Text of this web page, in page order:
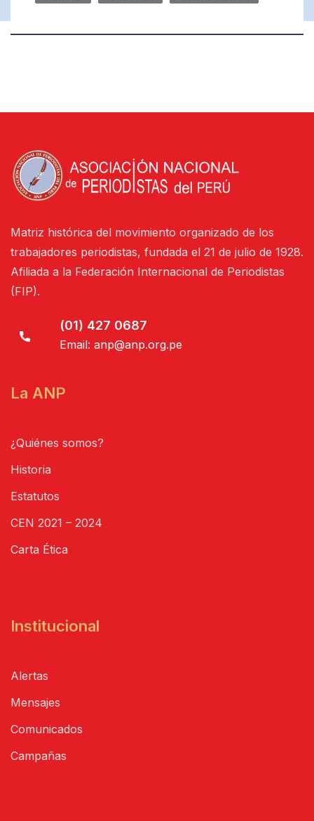
Matriz histórica del movimiento organizado de los
trabajadores periodistas, fundada el 21 de julio de 1928.
Afiliada a la Federación Internacional de Periodistas
(FIP).
(01) 427 0687
Email: anp@anp.org.pe
La ANP
¿Quiénes somos?
Historia
Estatutos
CEN 2021 – 2024
Carta Ética
Institucional
Alertas
Mensajes
Comunicados
Campañas